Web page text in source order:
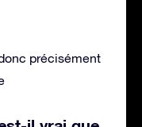
précisément